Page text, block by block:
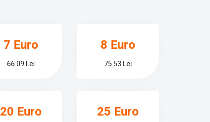
7 Euro
66.09 Lei
8 Euro
75.53 Lei
20 Euro 25 Euro